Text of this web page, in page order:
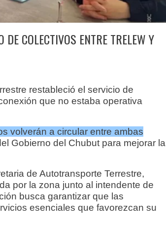
COLECTIVOS ENTRE TRELEW Y
restableció el servicio de
que no estaba operativa
volverán a circular entre ambas
Gobierno del Chubut para mejorar la
de Autotransporte Terrestre,
por la zona junto al intendente de
busca garantizar que las
esenciales que favorezcan su